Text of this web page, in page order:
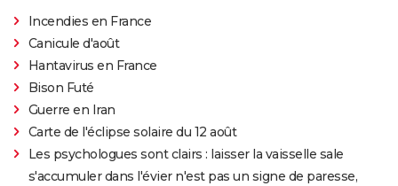
Incendies en France
Canicule d'août
Hantavirus en France
Bison Futé
Guerre en Iran
Carte de l'éclipse solaire du 12 août
Les psychologues sont clairs : laisser la vaisselle sale
s'accumuler dans l'évier n'est pas un signe de paresse,